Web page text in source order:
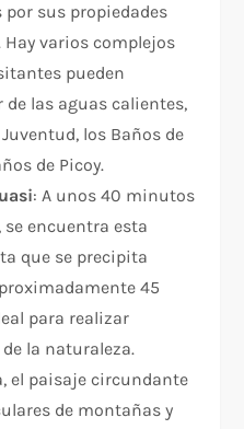
sus propiedades
varios complejos
pueden
las aguas calientes,
los Baños de
de Picoy.
: A unos 40 minutos
encuentra esta
que se precipita
45
para realizar
la naturaleza.
el paisaje circundante
de montañas y